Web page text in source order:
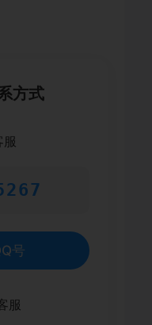
方式
服
号
服